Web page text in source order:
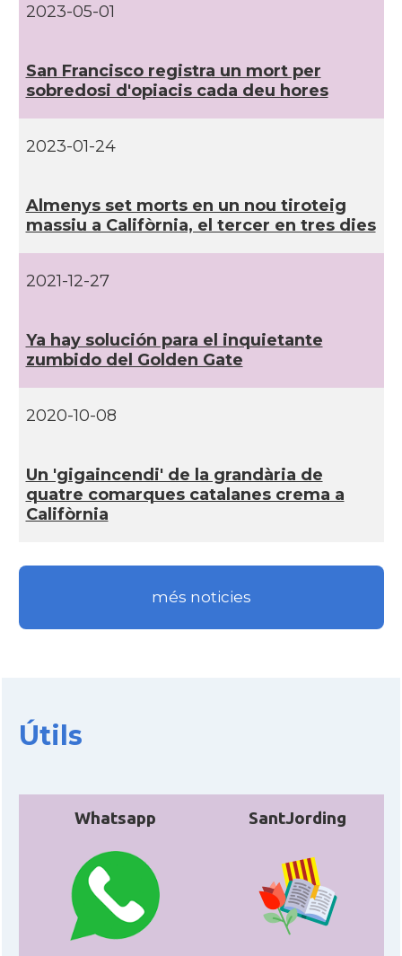
CAMON
CAMON Catalans a SAN FRANCISCO
CAMON
Catalans a Silicon Valley (San Jose),
California, USA
CAMON
CAMON Catalans a TENNESSEE
CAMON Catalans a UTAH
CAMON Catalans a WASHINGTON DC
Catalans a WYOMING
Casal dels Països Catalans a
Casal Catalan Institute of America
Casal
2023-05-01
San Francisco registra un mort per
sobredosi d'opiacis cada deu hores
2023-01-24
Almenys set morts en un nou tiroteig
massiu a Califòrnia, el tercer en tres dies
2021-12-27
Ya hay solución para el inquietante
zumbido del Golden Gate
2020-10-08
Un 'gigaincendi' de la grandària de
quatre comarques catalanes crema a
Califòrnia
més noticies
Útils
Whatsapp SantJording